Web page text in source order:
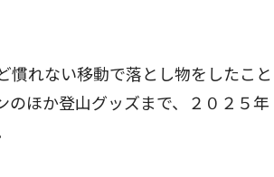
れない移動で落とし物をしたこと
のほか登山グッズまで、２０２５年